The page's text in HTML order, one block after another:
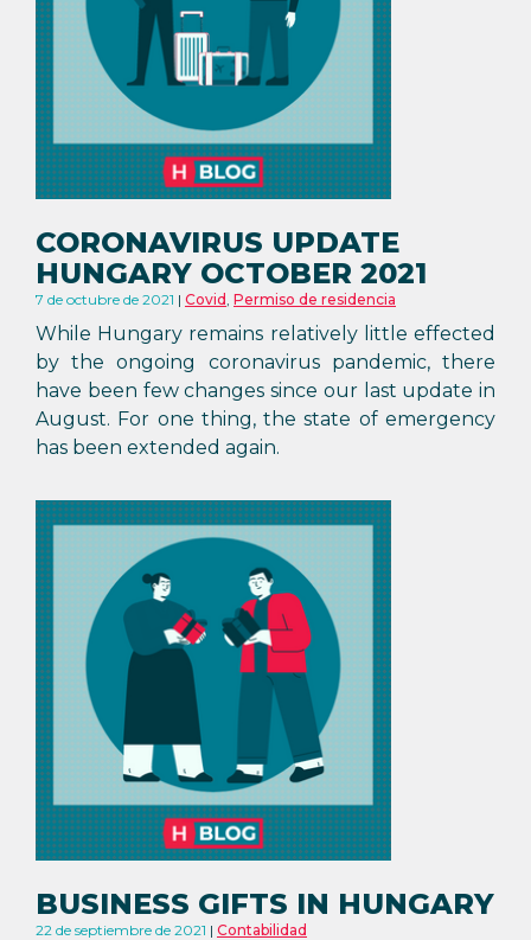
CORONAVIRUS UPDATE
HUNGARY OCTOBER 2021
7 de octubre de 2021 Covid, Permiso de residencia
While Hungary remains relatively little effected
by the ongoing coronavirus pandemic, there
have been few changes since our last update in
August. For one thing, the state of emergency
has been extended again.
BUSINESS GIFTS IN HUNGARY
22 de septiembre de 2021 Contabilidad